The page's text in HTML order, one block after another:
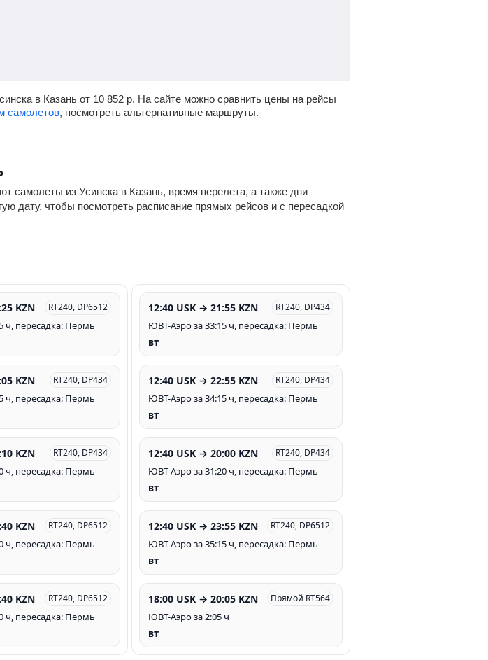
в Казань от 10 852 р. На сайте можно сравнить цены на рейсы
самолетов, посмотреть альтернативные маршруты.
самолеты из Усинска в Казань, время перелета, а также дни
дату, чтобы посмотреть расписание прямых рейсов и с пересадкой
KZN RT240, DP6512
ч, пересадка: Пермь
KZN RT240, DP434
ч, пересадка: Пермь
KZN RT240, DP434
ч, пересадка: Пермь
KZN RT240, DP6512
ч, пересадка: Пермь
KZN RT240, DP6512
ч, пересадка: Пермь
12:40 USK → 21:55 KZN RT240, DP434
ЮВТ-Аэро за 33:15 ч, пересадка: Пермь
вт
12:40 USK → 22:55 KZN RT240, DP434
ЮВТ-Аэро за 34:15 ч, пересадка: Пермь
вт
12:40 USK → 20:00 KZN RT240, DP434
ЮВТ-Аэро за 31:20 ч, пересадка: Пермь
вт
12:40 USK → 23:55 KZN RT240, DP6512
ЮВТ-Аэро за 35:15 ч, пересадка: Пермь
вт
18:00 USK → 20:05 KZN Прямой RT564
ЮВТ-Аэро за 2:05 ч
вт